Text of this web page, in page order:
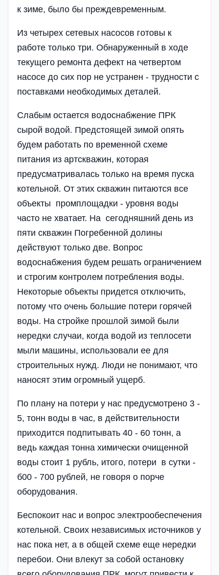
к зиме, было бы преждевременным.
Из четырех сетевых насосов готовы к
работе только три. Обнаруженный в ходе
текущего ремонта дефект на четвертом
насосе до сих пор не устранен - трудности с
поставками необходимых деталей.
Слабым остается водоснабжение ПРК
сырой водой. Предстоящей зимой опять
будем работать по временной схеме
питания из артскважин, которая
предусматривалась только на время пуска
котельной. От этих скважин питаются все
объекты промплощадки - уровня воды
часто не хватает. На сегодняшний день из
пяти скважин Погребенной долины
действуют только две. Вопрос
водоснабжения будем решать ограничением
и строгим контролем потребления воды.
Некоторые объекты придется отключить,
потому что очень большие потери горячей
воды. На стройке прошлой зимой были
нередки случаи, когда водой из теплосети
мыли машины, использовали ее для
строительных нужд. Люди не понимают, что
наносят этим огромный ущерб.
По плану на потери у нас предусмотрено 3 -
5, тонн воды в час, в действительности
приходится подпитывать 40 - 60 тонн, а
ведь каждая тонна химически очищенной
воды стоит 1 рубль, итого, потери в сутки -
б00 - 700 рублей, не говоря о порче
оборудования.
Беспокоит нас и вопрос электрообеспечения
котельной. Своих независимых источников у
нас пока нет, а в общей схеме еще нередки
перебои. Они влекут за собой остановку